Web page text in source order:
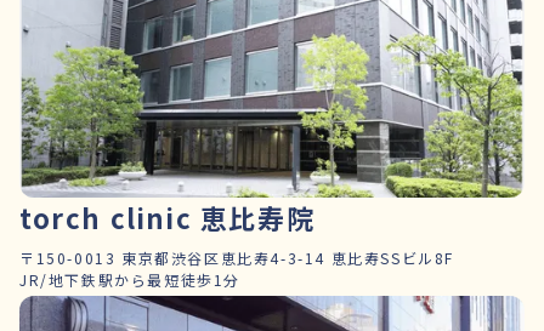
torch clinic 恵比寿院
〒150-0013 東京都渋谷区恵比寿4-3-14 恵比寿SSビル8F
JR/地下鉄駅から最短徒歩1分